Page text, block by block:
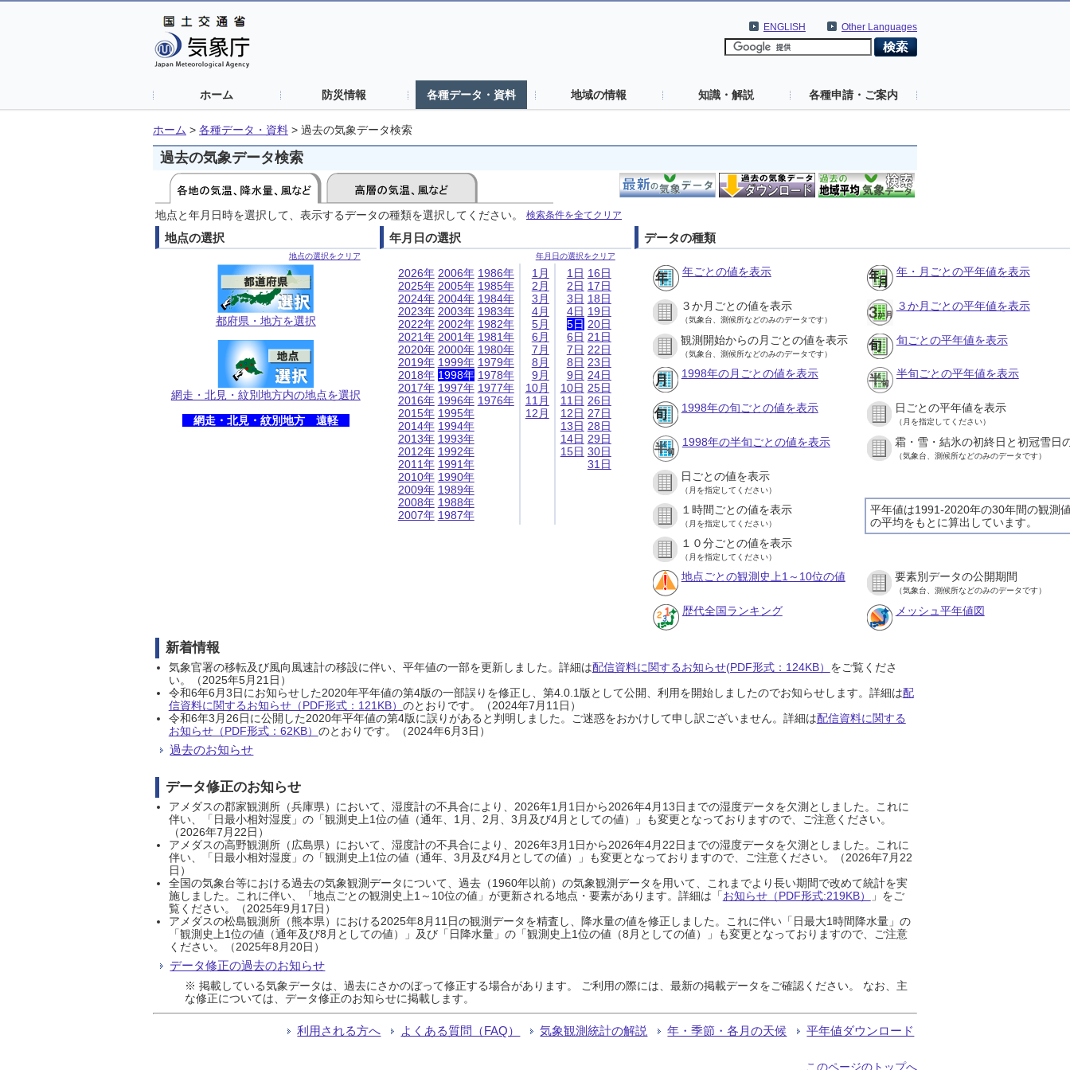
Other Languages
ENGLISH
ホーム 防災情報 各種データ・資料 地域の情報 知識・解説 各種申請・ご案内
ホーム > 各種データ・資料 > 過去の気象データ検索
過去の気象データ検索
地点と年月日時を選択して、表示するデータの種類を選択してください。 検索条件を全てクリア
地点の選択
地点の選択をクリア
都府県・地方を選択
網走・北見・紋別地方内の地点を選択
網走・北見・紋別地方 遠軽
年月日の選択
年月日の選択をクリア
2026年
2025年
2024年
2023年
2022年
2021年
2020年
2019年
2018年
2017年
2016年
2015年
2014年
2013年
2012年
2011年
2010年
2009年
2008年
2007年
2006年
2005年
2004年
2003年
2002年
2001年
2000年
1999年
1998年
1997年
1996年
1995年
1994年
1993年
1992年
1991年
1990年
1989年
1988年
1987年
1986年
1985年
1984年
1983年
1982年
1981年
1980年
1979年
1978年
1977年
1976年
1月
2月
3月
4月
5月
6月
7月
8月
9月
10月
11月
12月
1日
2日
3日
4日
5日
6日
7日
8日
9日
10日
11日
12日
13日
14日
15日
16日
17日
18日
19日
20日
21日
22日
23日
24日
25日
26日
27日
28日
29日
30日
31日
データの種類
年ごとの値を表示 年・月ごとの平年値を表示
３か月ごとの値を表示
（気象台、測候所などのみのデータです）
３か月ごとの平年値を表示
観測開始からの月ごとの値を表示
（気象台、測候所などのみのデータです）
旬ごとの平年値を表示
1998年の月ごとの値を表示 半旬ごとの平年値を表示
1998年の旬ごとの値を表示 日ごとの平年値を表示
（月を指定してください）
1998年の半旬ごとの値を表示 霜・雪・結氷の初終日と初冠雪日
（気象台、測候所などのみのデータです）
日ごとの値を表示
（月を指定してください）
平年値は1991-2020年の30年間の観測
の平均をもとに算出しています。
１時間ごとの値を表示
（月を指定してください）
１０分ごとの値を表示
（月を指定してください）
地点ごとの観測史上1～10位の値 要素別データの公開期間
（気象台、測候所などのみのデータです）
歴代全国ランキング メッシュ平年値図
新着情報
気象官署の移転及び風向風速計の移設に伴い、平年値の一部を更新しました。詳細は配信資料に関するお知らせ(PDF形式：124KB） をご覧くださ
い。（2025年5月21日）
令和6年6月3日にお知らせした2020年平年値の第4版の一部誤りを修正し、第4.0.1版として公開、利用を開始しましたのでお知らせします。詳細は配
信資料に関するお知らせ（PDF形式：121KB） のとおりです。（2024年7月11日）
令和6年3月26日に公開した2020年平年値の第4版に誤りがあると判明しました。ご迷惑をおかけして申し訳ございません。詳細は配信資料に関する
お知らせ（PDF形式：62KB） のとおりです。（2024年6月3日）
過去のお知らせ
データ修正のお知らせ
アメダスの郡家観測所（兵庫県）において、湿度計の不具合により、2026年1月1日から2026年4月13日までの湿度データを欠測としました。これに
伴い、「日最小相対湿度」の「観測史上1位の値（通年、1月、2月、3月及び4月としての値）」も変更となっておりますので、ご注意ください。
（2026年7月22日）
アメダスの高野観測所（広島県）において、湿度計の不具合により、2026年3月1日から2026年4月22日までの湿度データを欠測としました。これに
伴い、「日最小相対湿度」の「観測史上1位の値（通年、3月及び4月としての値）」も変更となっておりますので、ご注意ください。（2026年7月22
日）
全国の気象台等における過去の気象観測データについて、過去（1960年以前）の気象観測データを用いて、これまでより長い期間で改めて統計を実
施しました。これに伴い、「地点ごとの観測史上1～10位の値」が更新される地点・要素があります。詳細は「お知らせ（PDF形式:219KB）
」をご
覧ください。（2025年9月17日）
アメダスの松島観測所（熊本県）における2025年8月11日の観測データを精査し、降水量の値を修正しました。これに伴い「日最大1時間降水量」の
「観測史上1位の値（通年及び8月としての値）」及び「日降水量」の「観測史上1位の値（8月としての値）」も変更となっておりますので、ご注意
ください。（2025年8月20日）
データ修正の過去のお知らせ
※ 掲載している気象データは、過去にさかのぼって修正する場合があります。 ご利用の際には、最新の掲載データをご確認ください。 なお、主
な修正については、データ修正のお知らせに掲載します。
利用される方へ よくある質問（FAQ） 気象観測統計の解説 年・季節・各月の天候 平年値ダウンロード
このページのトップへ